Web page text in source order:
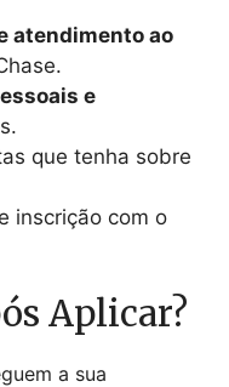
atendimento ao
e
que tenha sobre
inscrição com o
Aplicar?
a sua